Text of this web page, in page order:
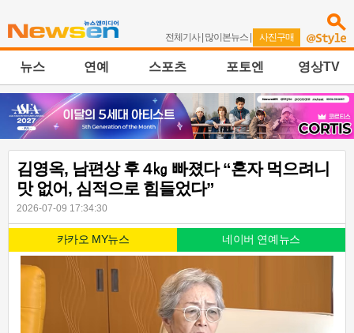
전체기사| 많이본뉴스 | 사진구매
뉴스 연예 스포츠 포토엔 영상TV
김영옥, 남편상 후 4㎏ 빠졌다 “혼자 먹으려니
맛 없어, 심적으로 힘들었다”
2026-07-09 17:34:30
카카오 MY뉴스 네이버 연예뉴스